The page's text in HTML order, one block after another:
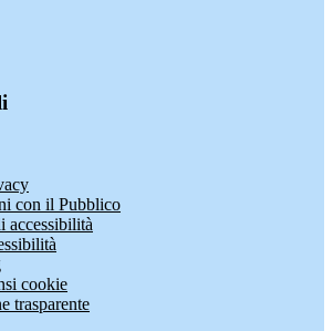
con il Pubblico
accessibilità
cookie
trasparente